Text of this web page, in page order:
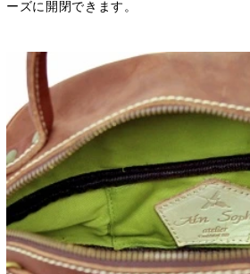
ーズに開閉できます。